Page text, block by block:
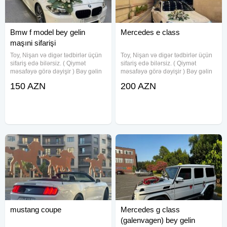
Bmw f model bey gelin
maşıni sifarişi
Toy, Nişan və digər tədbirlər üçün
sifariş edə bilərsiz. ( Qiymət
məsafəyə görə dəyişir ) Bəy gəlin
Körpələrin Doğum Evindən
150 AZN
Mercedes e class
Toy, Nişan və digər tədbirlər üçün
sifariş edə bilərsiz. ( Qiymət
məsafəyə görə dəyişir ) Bəy gəlin
Körpələrin Doğum Evindən
200 AZN
mustang coupe
Mercedes g class
(galenvagen) bey gelin